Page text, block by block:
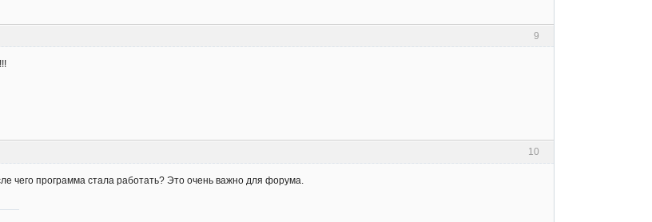
9
10
чего программа стала работать? Это очень важно для форума.